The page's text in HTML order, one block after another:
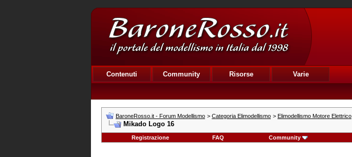
Contenuti Community Risorse Varie
BaroneRosso.it - Forum Modellismo > Categoria Elimodellismo > Elimodellismo Motore Elettrico
Mikado Logo 16
Registrazione
FAQ Community